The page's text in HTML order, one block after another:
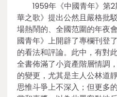
1959年《中國青年》第
華之歌》提出公然且嚴格批
場熱鬧的、全國范圍的年夜
國青年》上開辟了專欄刊登
的看法和評論。此中，有對
全書佈滿了小資產階層情調
的變更，尤其是主人公林道
思惟斗爭上不深入；但更多